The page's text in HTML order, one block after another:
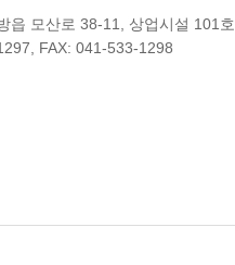
읍 모산로 38-11, 상업시설 101호
FAX: 041-533-1298